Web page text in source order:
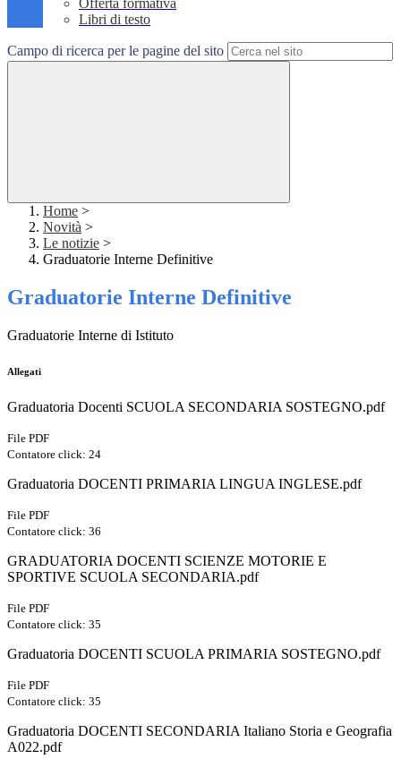
Offerta formativa
Libri di testo
Campo di ricerca per le pagine del sito
Home >
Novità >
Le notizie >
Graduatorie Interne Definitive
Graduatorie Interne Definitive
Graduatorie Interne di Istituto
Allegati
Graduatoria Docenti SCUOLA SECONDARIA SOSTEGNO.pdf
File PDF
Contatore click: 24
Graduatoria DOCENTI PRIMARIA LINGUA INGLESE.pdf
File PDF
Contatore click: 36
GRADUATORIA DOCENTI SCIENZE MOTORIE E
SPORTIVE SCUOLA SECONDARIA.pdf
File PDF
Contatore click: 35
Graduatoria DOCENTI SCUOLA PRIMARIA SOSTEGNO.pdf
File PDF
Contatore click: 35
Graduatoria DOCENTI SECONDARIA Italiano Storia e Geografia
A022.pdf